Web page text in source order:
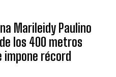
Marileidy Paulino
los 400 metros
impone récord